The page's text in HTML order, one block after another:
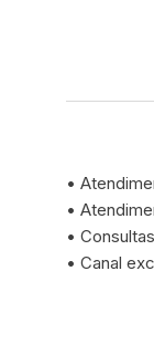
•
•
•
• Canal